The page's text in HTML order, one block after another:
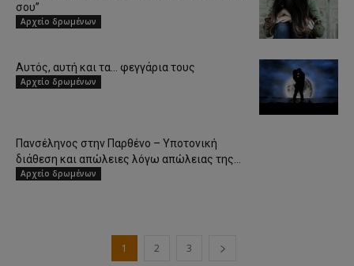
σου”
Αρχείο δρωμένων
Αυτός, αυτή και τα… φεγγάρια τους
Αρχείο δρωμένων
Πανσέληνος στην Παρθένο – Υποτονική
διάθεση και απώλειες λόγω απώλειας της...
Αρχείο δρωμένων
1 2 3